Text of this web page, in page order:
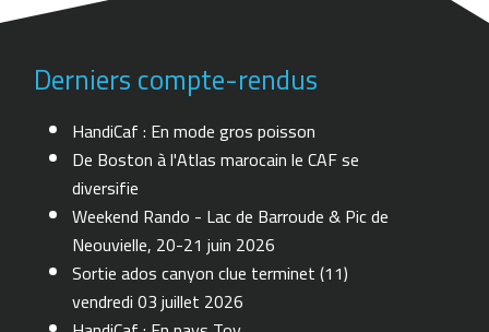
Derniers compte-rendus
HandiCaf : En mode gros poisson
De Boston à l'Atlas marocain le CAF se
diversifie
Weekend Rando - Lac de Barroude & Pic de
Neouvielle, 20-21 juin 2026
Sortie ados canyon clue terminet (11)
vendredi 03 juillet 2026